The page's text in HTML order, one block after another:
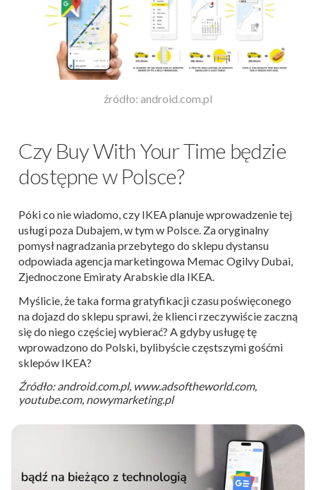
źródło: android.com.pl
Czy Buy With Your Time będzie
dostępne w Polsce?
Póki co nie wiadomo, czy IKEA planuje wprowadzenie tej
usługi poza Dubajem, w tym w Polsce. Za oryginalny
pomysł nagradzania przebytego do sklepu dystansu
odpowiada agencja marketingowa Memac Ogilvy Dubai,
Zjednoczone Emiraty Arabskie dla IKEA.
Myślicie, że taka forma gratyfikacji czasu poświęconego
na dojazd do sklepu sprawi, że klienci rzeczywiście zaczną
się do niego częściej wybierać? A gdyby usługę tę
wprowadzono do Polski, bylibyście częstszymi gośćmi
sklepów IKEA?
Źródło: android.com.pl, www.adsoftheworld.com,
youtube.com, nowymarketing.pl